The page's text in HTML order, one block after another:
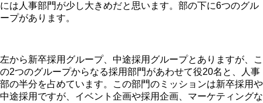
には人事部門が少し大きめだと思います。部の下に6つのグル
ープがあります。
左から新卒採用グループ、中途採用グループとありますが、こ
の2つのグループからなる採用部門があわせて役20名と、人事
部の半分を占めています。この部門のミッションは新卒採用や
中途採用ですが、イベント企画や採用企画、マーケティングな